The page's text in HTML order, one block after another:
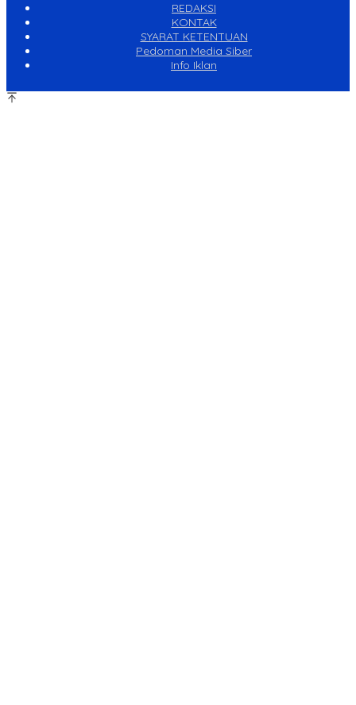
REDAKSI
KONTAK
SYARAT KETENTUAN
Pedoman Media Siber
Info Iklan